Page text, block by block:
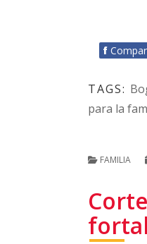
f
TAGS:
para la
FAMILIA